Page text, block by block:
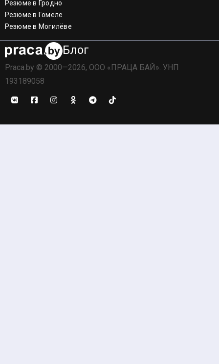
Резюме в Гродно
Резюме в Гомеле
Резюме в Могилёве
Блог
Praca.by © 2000—2026, ООО «ПРАЦА БАЙ». УНП
193189058